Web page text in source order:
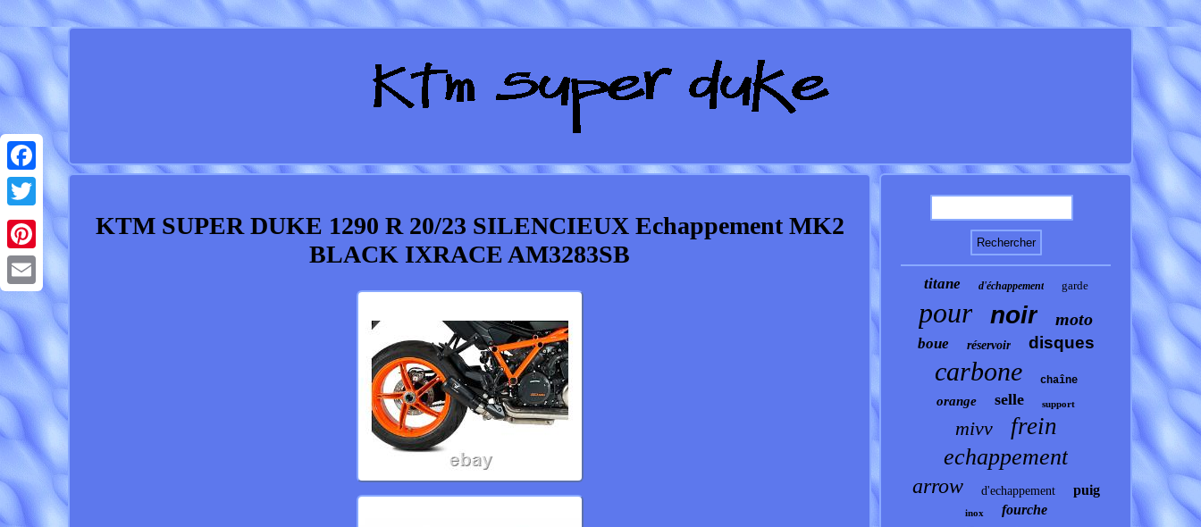
Facebook
Twitter
Pinterest
Email
KTM SUPER DUKE 1290 R 20/23 SILENCIEUX Echappement MK2
BLACK IXRACE AM3283SB
titane d'échappement garde
pour noir moto
boue réservoir disques
carbone chaîne
orange selle support
mivv frein
echappement
arrow d'echappement puig
inox fourche